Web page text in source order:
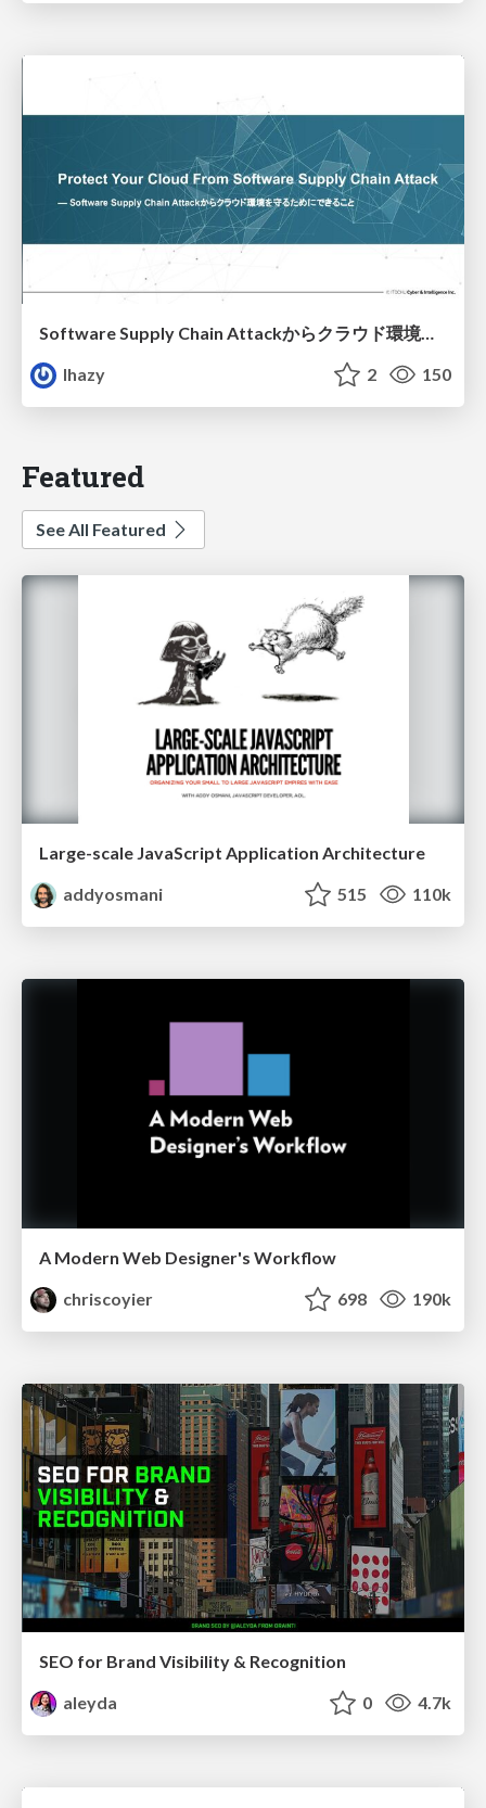
Software Supply Chain Attackからクラウド環境を守るためにできること
lhazy
2 150
Featured
See All Featured
Large-scale JavaScript Application Architecture
addyosmani
515 110k
A Modern Web Designer's Workflow
chriscoyier
698 190k
SEO for Brand Visibility & Recognition
aleyda
0 4.7k